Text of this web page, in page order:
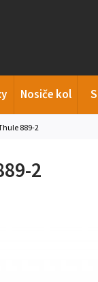
Nosiče kol
889-2
2